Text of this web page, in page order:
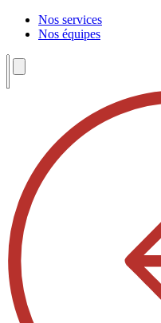
Nos services
Nos équipes